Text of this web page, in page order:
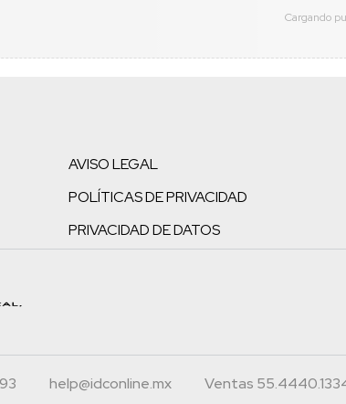
AVISO LEGAL
POLÍTICAS DE PRIVACIDAD
PRIVACIDAD DE DATOS
help@idconline.mx Ventas